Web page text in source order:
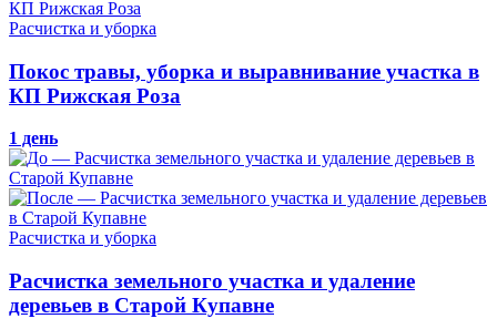
Расчистка и уборка
Покос травы, уборка и выравнивание участка в
КП Рижская Роза
1 день
Расчистка и уборка
Расчистка земельного участка и удаление
деревьев в Старой Купавне